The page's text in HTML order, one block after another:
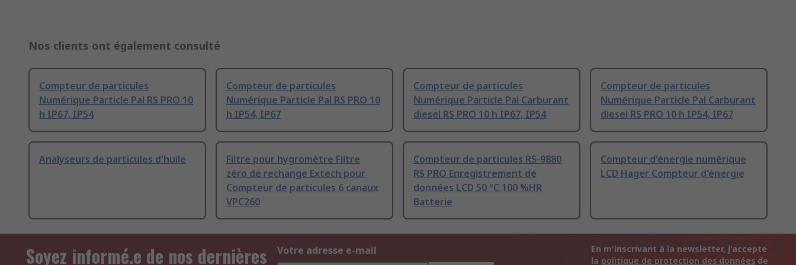
Nos clients ont également consulté
Compteur de particules
Numérique Particle Pal RS PRO 10
h IP67, IP54
Compteur de particules
Numérique Particle Pal RS PRO 10
h IP54, IP67
Compteur de particules
Numérique Particle Pal Carburant
diesel RS PRO 10 h IP67, IP54
Compteur de particules
Numérique Particle Pal Carburant
diesel RS PRO 10 h IP54, IP67
Analyseurs de particules d'huile
Filtre pour hygromètre Filtre
zéro de rechange Extech pour
Compteur de particules 6 canaux
VPC260
Compteur de particules RS-9880
RS PRO Enregistrement de
données LCD 50 °C 100 %HR
Batterie
Compteur d'énergie numérique
LCD Hager Compteur d'énergie
Soyez informé.e de nos dernières
Votre adresse e-mail
En m'inscrivant à la newsletter, j'accepte
la politique de protection des données de